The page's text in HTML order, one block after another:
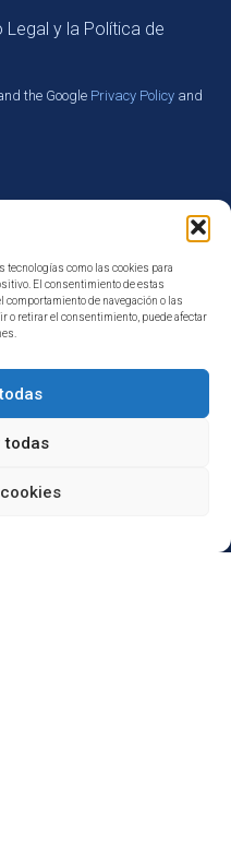
tecnologías como las cookies para
El consentimiento de estas
de navegación o las
o retirar el consentimiento, puede afectar
todas
y la Política de
the Google Privacy Policy and